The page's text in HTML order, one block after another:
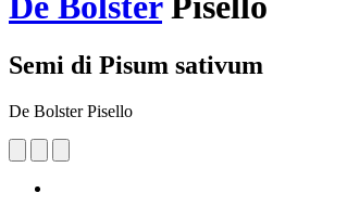
Semi di Pisum sativum
De Bolster Pisello